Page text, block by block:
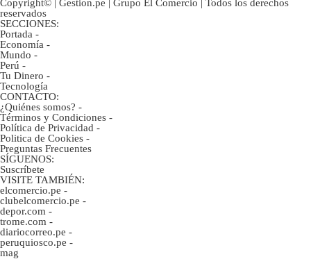
Copyright© | Gestion.pe | Grupo El Comercio | Todos los derechos
reservados
SECCIONES:
Portada -
Economía -
Mundo -
Perú -
Tu Dinero -
Tecnología
CONTACTO:
¿Quiénes somos? -
Términos y Condiciones -
Política de Privacidad -
Politica de Cookies -
Preguntas Frecuentes
SÍGUENOS:
Suscríbete
VISITE TAMBIÉN:
elcomercio.pe -
clubelcomercio.pe -
depor.com -
trome.com -
diariocorreo.pe -
peruquiosco.pe -
mag